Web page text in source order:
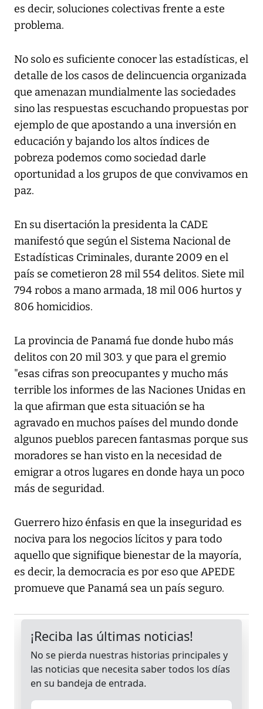
es decir, soluciones colectivas frente a este
problema.
No solo es suficiente conocer las estadísticas, el
detalle de los casos de delincuencia organizada
que amenazan mundialmente las sociedades
sino las respuestas escuchando propuestas por
ejemplo de que apostando a una inversión en
educación y bajando los altos índices de
pobreza podemos como sociedad darle
oportunidad a los grupos de que convivamos en
paz.
En su disertación la presidenta la CADE
manifestó que según el Sistema Nacional de
Estadísticas Criminales, durante 2009 en el
país se cometieron 28 mil 554 delitos. Siete mil
794 robos a mano armada, 18 mil 006 hurtos y
806 homicidios.
La provincia de Panamá fue donde hubo más
delitos con 20 mil 303. y que para el gremio
"esas cifras son preocupantes y mucho más
terrible los informes de las Naciones Unidas en
la que afirman que esta situación se ha
agravado en muchos países del mundo donde
algunos pueblos parecen fantasmas porque sus
moradores se han visto en la necesidad de
emigrar a otros lugares en donde haya un poco
más de seguridad.
Guerrero hizo énfasis en que la inseguridad es
nociva para los negocios lícitos y para todo
aquello que signifique bienestar de la mayoría,
es decir, la democracia es por eso que APEDE
promueve que Panamá sea un país seguro.